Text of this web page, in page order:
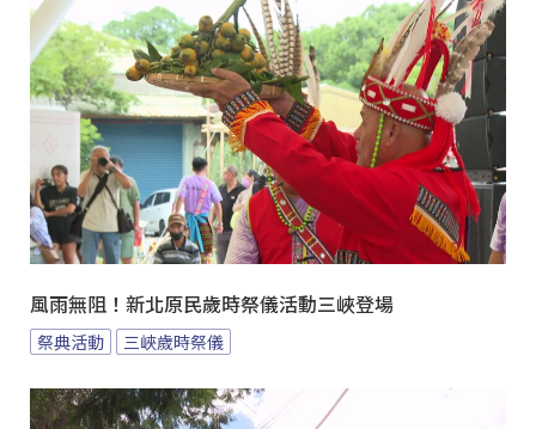
風雨無阻！新北原民歲時祭儀活動三峽登場
祭典活動 三峽歲時祭儀